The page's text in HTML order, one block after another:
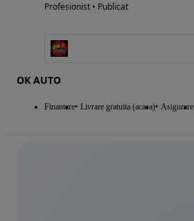
Profesionist • Publicat
OK AUTO
Finantare Livrare gratuita (acasa) Asigurare